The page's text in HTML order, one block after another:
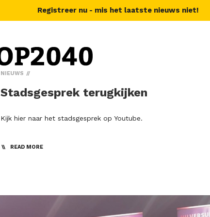
NIEUWS
Stadsgesprek terugkijken
Kijk hier naar het stadsgesprek op Youtube.
READ MORE
Registreer nu - mis het laatste nieuws niet!